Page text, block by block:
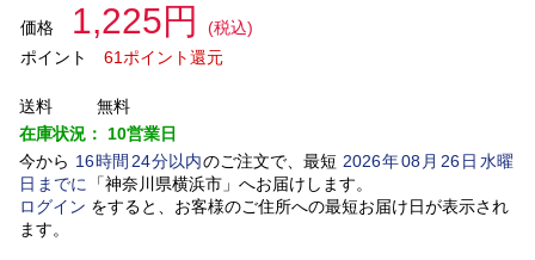
価格 1,225円
(税込)
ポイント
61ポイント還元
送料
無料
在庫状況： 10営業日
今から 16時間 24分以内のご注文で、最短 2026年08 月 26日水曜
日 までに 「神奈川県横浜市」 へお届けします。
ログイン をすると、お客様のご住所への最短お届け日が表示され
ます。